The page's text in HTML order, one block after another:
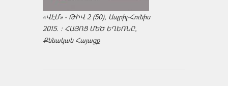
«ՎԷՄ» - ԹԻՎ 2 (50), Ապրիլ-Հունիս
2015. : ՀԱՅՈՑ ՄԵԾ ԵՂԵՌՆԸ,
Քննական Հայացք